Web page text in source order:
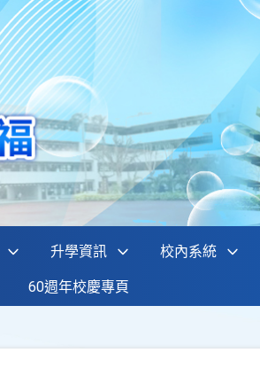
升學資訊 校內系統
60週年校慶專頁